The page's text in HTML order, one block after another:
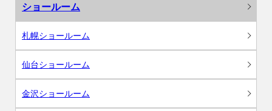
ショールーム
札幌ショールーム
仙台ショールーム
金沢ショールーム